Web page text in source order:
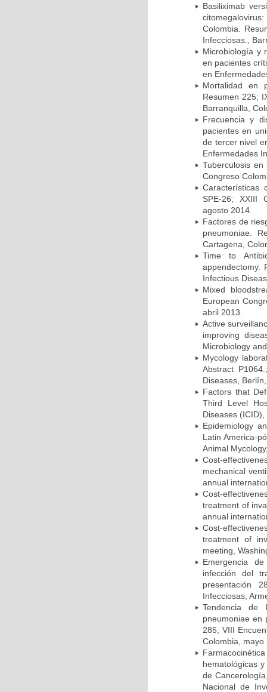
Basiliximab
Colombia.
Infecciosas.,
Microbiología y
en pacientes
en
Mortalidad en
Resumen 225;
Barranquilla,
Frecuencia y
pacientes en
de tercer nivel
Enfermedades
Tuberculosis
Congreso
Características
SPE-26; XXIII
agosto 2014.
Factores de
pneumoniae.
Cartagena,
Time to
appendectomy.
Infectious
Mixed
European
abril 2013.
Active
improving
Microbiology
Mycology
Abstract
Diseases,
Factors that
Third Level
Diseases
Epidemiology
Latin America-
Animal
Cost-
mechanical
annual
Cost-
treatment of
annual
Cost-
treatment of
meeting,
Emergencia
infección del
presentación
Infecciosas,
Tendencia de
pneumoniae en
285; VIII
Colombia, mayo
hematológicas
de
Nacional de